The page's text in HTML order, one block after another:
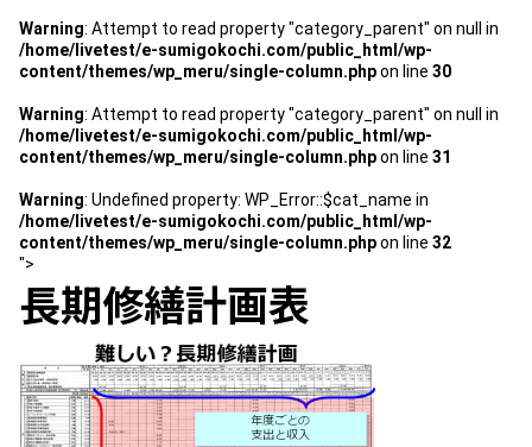
Warning: Attempt to read property "category_parent" on null in
/home/livetest/e-sumigokochi.com/public_html/wp-
content/themes/wp_meru/single-column.phpon line 30
Warning: Attempt to read property "category_parent" on null in
/home/livetest/e-sumigokochi.com/public_html/wp-
content/themes/wp_meru/single-column.phpon line 31
Warning: Undefined property: WP_Error::$cat_name in
/home/livetest/e-sumigokochi.com/public_html/wp-
content/themes/wp_meru/single-column.phpon line 32
">
長期修繕計画表
代表挨拶 »
経営理念 »
実績・お客様の声
よくあるご質問
コラム